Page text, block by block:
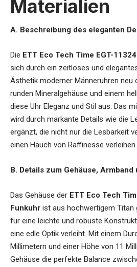
Materialien
A. Beschreibung des eleganten
Die ETT Eco Tech Time EGT-
sich durch ein zeitloses und
Ästhetik moderner Männeruhren neu
runden Mineralgehäuse und einem
diese Uhr Eleganz und Stil aus. Das
wird durch markante Details wie die
ergänzt, die nicht nur die Lesbarkeit
einen Hauch von Raffinesse verleihen.
B. Details zum Gehäuse,
Das Gehäuse der ETT Eco Tech
Funkuhr ist aus hochwertigem
für eine leichte und robuste
eine edle Optik verleiht. Mit einem
Millimetern und einer Höhe von 11
Gehäuse die perfekte Balance